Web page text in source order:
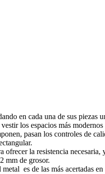
en cada una de sus
los espacios más
pasan los controles de
ofrecer la resistencia
mm de grosor.
es de las más acertadas